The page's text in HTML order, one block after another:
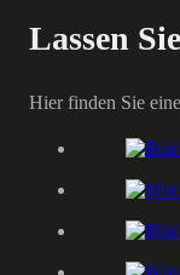
Lassen
Hier finden Sie